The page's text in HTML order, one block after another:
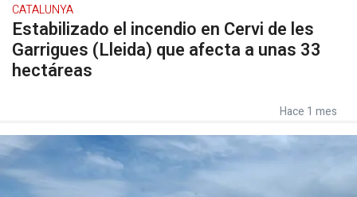
CATALUNYA
Estabilizado el incendio en Cervi de les
Garrigues (Lleida) que afecta a unas 33
hectáreas
Hace 1 mes